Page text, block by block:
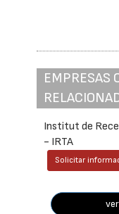
EMPRESAS
Institut de
- IRTA
Solicitar